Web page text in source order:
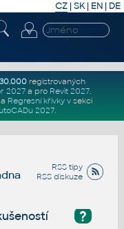
CZ | SK| EN | DE
registrovaných
2027a pro Revit 2027.
a Regresní křivkyv sekci
2027.
RSS tipy
RSS diskuze
?